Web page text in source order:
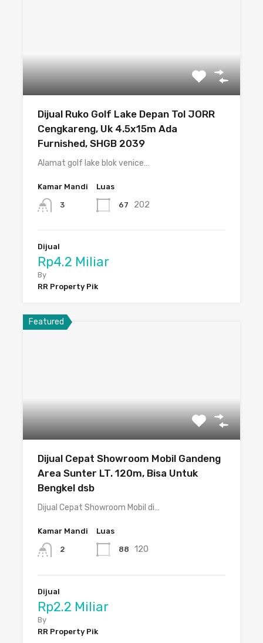
Dijual Ruko Golf Lake Depan Tol JORR
Cengkareng, Uk 4.5x15m Ada
Furnished, SHGB 2039
Alamat golf lake blok venice…
Kamar Mandi
3
Luas
67 202
Dijual
Rp4.2 Miliar
By
RR Property Pik
Featured
Dijual Cepat Showroom Mobil Gandeng
Area Sunter LT. 120m, Bisa Untuk
Bengkel dsb
Dijual Cepat Showroom Mobil di…
Kamar Mandi
2
Luas
88 120
Dijual
Rp2.2 Miliar
By
RR Property Pik